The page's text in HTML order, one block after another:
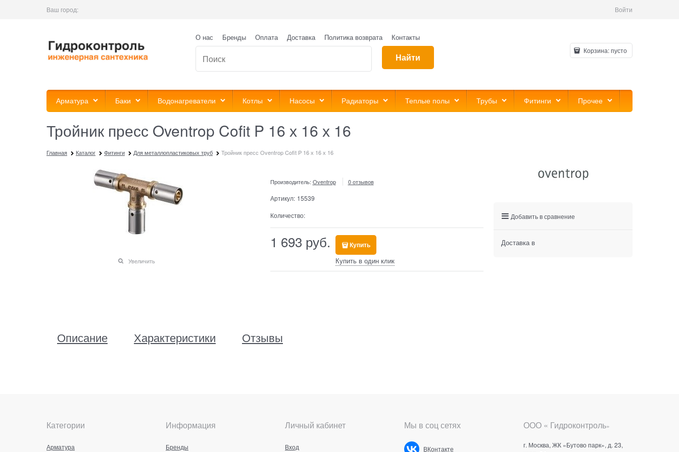
Ваш город: Войти
О нас Бренды Оплата Доставка Политика возврата Контакты
Найти
Корзина:пусто
Арматура Баки Водонагреватели Котлы Насосы Радиаторы Теплые полы Трубы Фитинги Прочее
Тройник пресс Oventrop Cofit P 16 х 16 х 16
Главная Каталог Фитинги Для металлопластиковых труб Тройник пресс Oventrop Cofit P 16 х 16 х 16
Увеличить
Производитель: Oventrop 0 отзывов
Артикул: 15539
Количество:
1 693 руб. Купить
Купить в один клик
Описание Характеристики Отзывы
Добавить в сравнение
Доставка в
Категории
Арматура
Информация
Бренды
Личный кабинет
Вход
Мы в соц сетях
ВКонтакте
ООО « Гидроконтроль»
г. Москва, ЖК «Бутово парк», д. 23,